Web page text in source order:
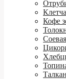
Кофе
Талкан